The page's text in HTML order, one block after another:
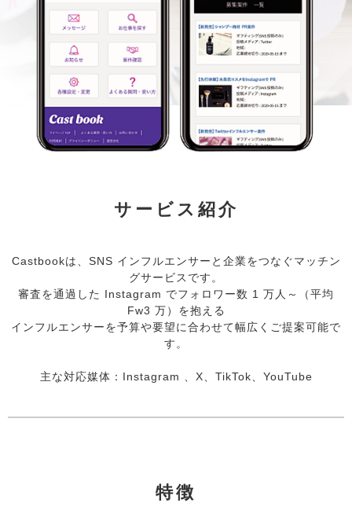
サービス紹介
Castbookは、SNS インフルエンサーと企業をつなぐマッチン
グサービスです。
審査を通過した Instagram でフォロワー数 1 万人～（平均
Fw3 万）を抱える
インフルエンサーを予算や要望に合わせて幅広くご提案可能で
す。
主な対応媒体：Instagram 、X、TikTok、YouTube
特徴